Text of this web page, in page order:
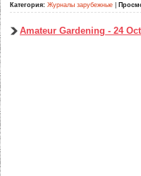
Категория: Журналы зарубежные
Amateur Gardening - 24